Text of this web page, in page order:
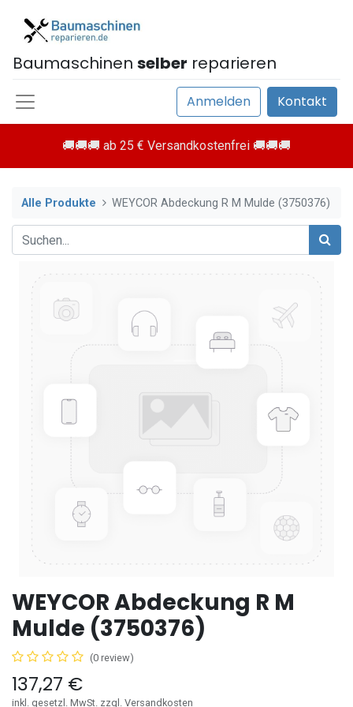
Baumaschinen selber reparieren
Anmelden Kontakt
🚚🚚🚚 ab 25 € Versandkostenfrei 🚚🚚🚚
Alle Produkte WEYCOR Abdeckung R M Mulde (3750376)
WEYCOR Abdeckung R M
Mulde (3750376)
(0 review)
137,27 €
inkl. gesetzl. MwSt. zzgl. Versandkosten